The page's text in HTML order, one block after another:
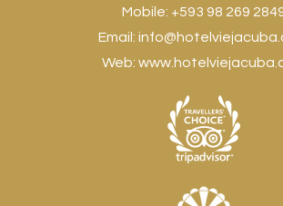
Mobile: +593 98 269
Email:
Web: